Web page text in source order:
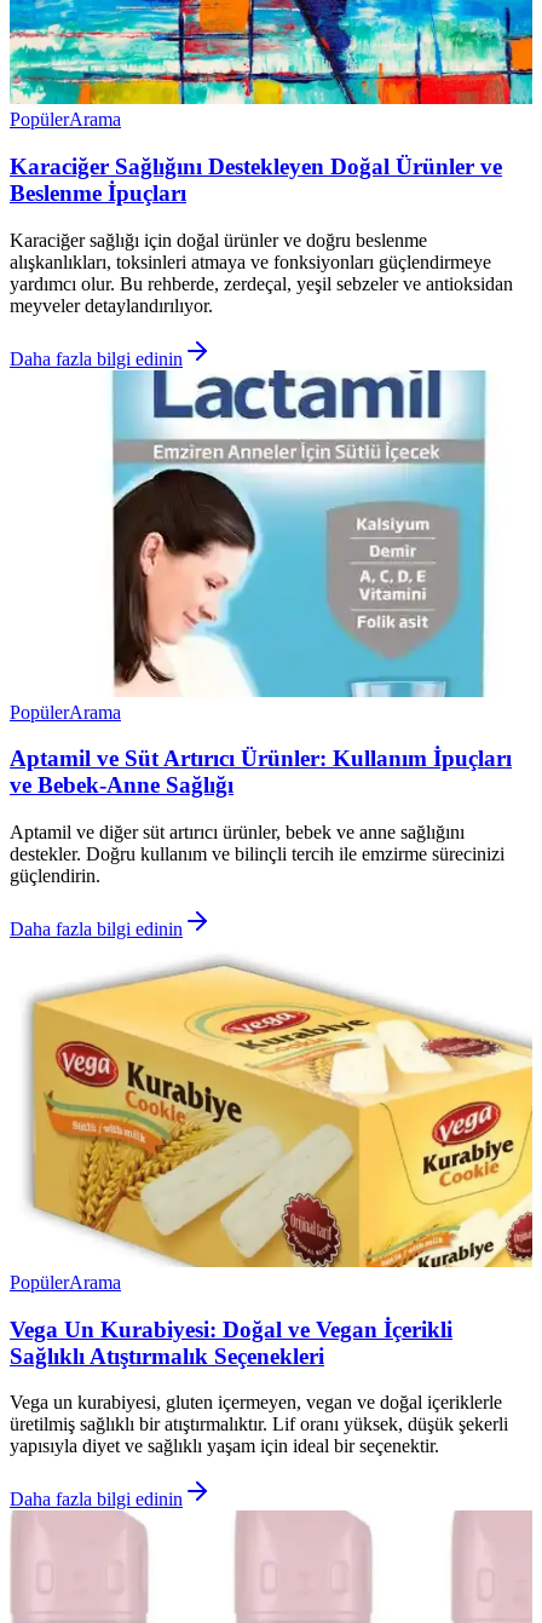
PopülerArama
Karaciğer Sağlığını Destekleyen Doğal Ürünler ve
Beslenme İpuçları
Karaciğer sağlığı için doğal ürünler ve doğru beslenme
alışkanlıkları, toksinleri atmaya ve fonksiyonları güçlendirmeye
yardımcı olur. Bu rehberde, zerdeçal, yeşil sebzeler ve antioksidan
meyveler detaylandırılıyor.
Daha fazla bilgi edinin
PopülerArama
Aptamil ve Süt Artırıcı Ürünler: Kullanım İpuçları
ve Bebek-Anne Sağlığı
Aptamil ve diğer süt artırıcı ürünler, bebek ve anne sağlığını
destekler. Doğru kullanım ve bilinçli tercih ile emzirme sürecinizi
güçlendirin.
Daha fazla bilgi edinin
PopülerArama
Vega Un Kurabiyesi: Doğal ve Vegan İçerikli
Sağlıklı Atıştırmalık Seçenekleri
Vega un kurabiyesi, gluten içermeyen, vegan ve doğal içeriklerle
üretilmiş sağlıklı bir atıştırmalıktır. Lif oranı yüksek, düşük şekerli
yapısıyla diyet ve sağlıklı yaşam için ideal bir seçenektir.
Daha fazla bilgi edinin